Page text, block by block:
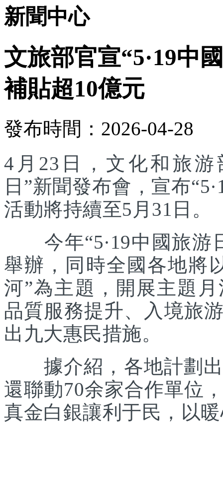
新聞中心
文旅部官宣“5·19中
補貼超10億元
發布時間：2026-04-28
4月23日，文化和旅游
日”新聞發布會，宣布
活動將持續至5月31日。
今年“5·19中國旅游
舉辦，同時全國各地將
河”為主題，開展主題
品質服務提升、入境旅
出九大惠民措施。
據介紹，各地計劃出
還聯動70余家合作單位
真金白銀讓利于民，以